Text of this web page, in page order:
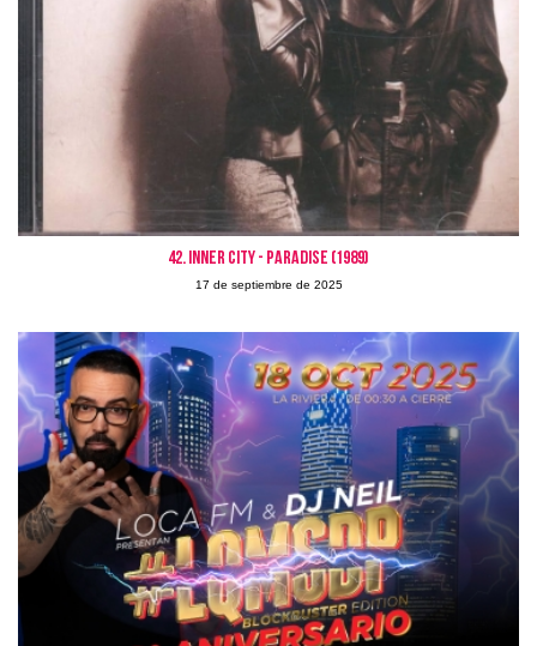
42. INNER CITY - PARADISE (1989)
17 de septiembre de 2025